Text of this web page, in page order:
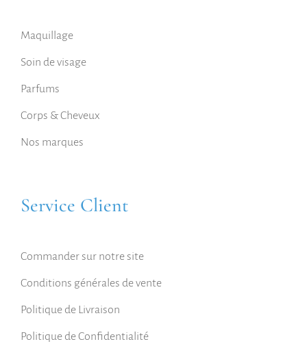
Maquillage
Soin de visage
Parfums
Corps & Cheveux
Nos marques
Service Client
Commander sur notre site
Conditions générales de vente
Politique de Livraison
Politique de Confidentialité